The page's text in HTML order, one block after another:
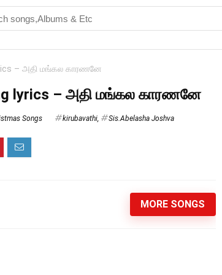
– அதி மங்கல காரணனே
lyrics – அதி மங்கல காரணனே
Songs kirubavathi, Sis.Abelasha Joshva
MORE SONGS